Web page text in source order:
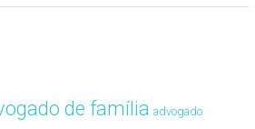
de família advogado